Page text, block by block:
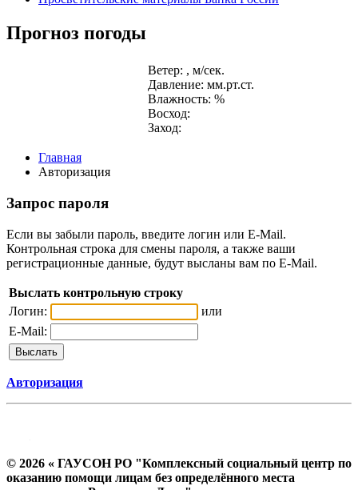
Прогноз погоды
Ветер: , м/сек.
Давление: мм.рт.ст.
Влажность: %
Восход:
Заход:
Главная
Авторизация
Запрос пароля
Если вы забыли пароль, введите логин или E-Mail.
Контрольная строка для смены пароля, а также ваши
регистрационные данные, будут высланы вам по E-Mail.
Выслать контрольную строку
Логин:
или
E-Mail:
Авторизация
© 2026 « ГАУСОН РО "Комплексный социальный центр по
оказанию помощи лицам без определённого места